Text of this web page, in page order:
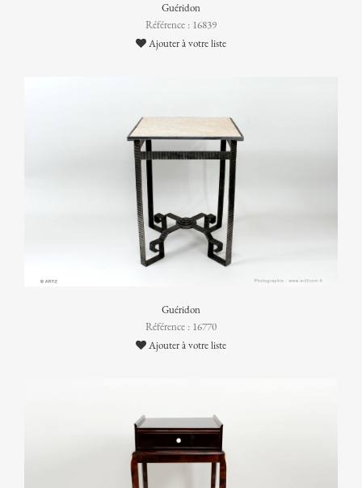
Guéridon
Référence : 16839
Ajouter à votre liste
Guéridon
Référence : 16770
Ajouter à votre liste